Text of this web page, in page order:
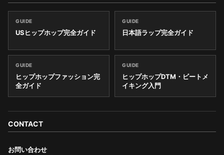
GUIDE
USヒップホップ完全ガイド
GUIDE
日本語ラップ完全ガイド
GUIDE
ヒップホップファッション完
全ガイド
GUIDE
ヒップホップDTM・ビートメ
イキング入門
CONTACT
お問い合わせ